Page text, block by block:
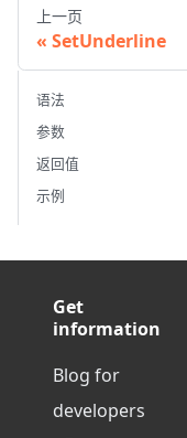
上一页
SetUnderline
语法
参数
返回值
示例
Get
information
Blog for
developers